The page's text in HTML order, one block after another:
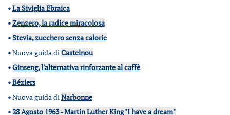
•La Siviglia Ebraica
•Zenzero, la radice miracolosa
•Stevia, zucchero senza calorie
•Nuova guida diCastelnou
•Ginseng, l'alternativa rinforzante al caffè
•Béziers
•Nuova guida diNarbonne
•28 Agosto 1963 - Martin Luther King "I have a dream"